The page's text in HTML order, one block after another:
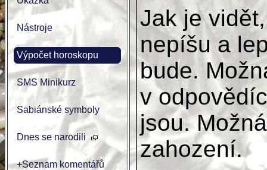
Nástroje
Výpočet horoskopu
SMS Minikurz
Sabiánské symboly
Dnes se narodili
+Seznam komentářů
Jak je
nepíšu a
bude.
v
jsou.
zahození.